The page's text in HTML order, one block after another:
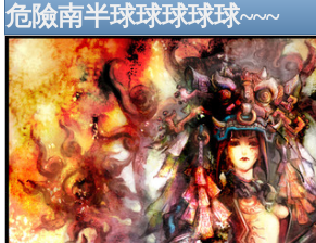
危險南半球球球球球~~~